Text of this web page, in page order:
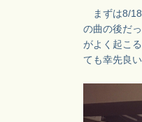
まずは8/18
の曲の後だ
がよく起こ
ても幸先良